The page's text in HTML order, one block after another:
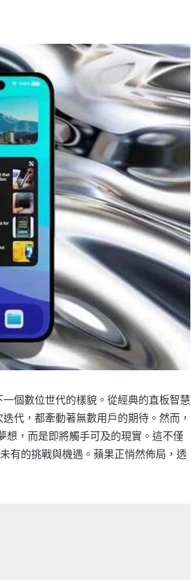
個數位世代的樣貌。從經典的直板智慧
代，都牽動著無數用戶的期待。然而，
想，而是即將觸手可及的現實。這不僅
的挑戰與機遇。蘋果正悄然佈局，透